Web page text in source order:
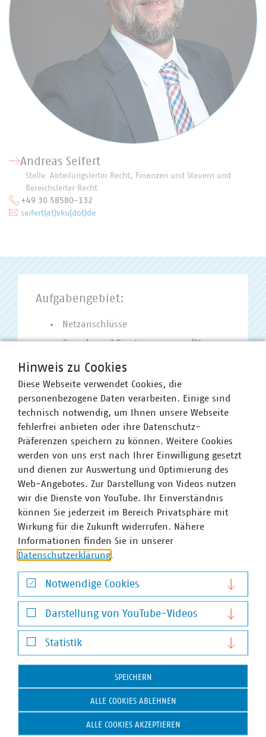
Andreas Seifert
Stellv. Abteilungsleiter Recht, Finanzen und Steuern und
Bereichsleiter Recht
+49 30 58580-132
seifert(at)vku(dot)de
Aufgabengebiet:
Netzanschlüsse
Grund- und Ersatzversorgung (Strom,
Versorgungsbedingungen Wasser und
Fernwärme, AEB Abwasser
Satzungs- und
Kommunalabgabenrecht
Wasser/Abwasser
Leitungs- und Wegerecht
VKU-Bereiche
Hinweis zu Cookies
Diese Webseite verwendet Cookies, die
personenbezogene Daten verarbeiten. Einige sind
technisch notwendig, um Ihnen unsere Webseite
fehlerfrei anbieten oder ihre Datenschutz-
Präferenzen speichern zu können. Weitere Cookies
werden von uns erst nach Ihrer Einwilligung gesetzt
und dienen zur Auswertung und Optimierung des
Web-Angebotes. Zur Darstellung von Videos nutzen
wir die Dienste von YouTube. Ihr Einverständnis
können Sie jederzeit im Bereich Privatsphäre mit
Wirkung für die Zukunft widerrufen. Nähere
Informationen finden Sie in unserer
Datenschutzerklärung.
Notwendige Cookies
Notwendige Cookies
Darstellung von YouTube-Videos
Darstellung von YouTube-Videos
Statistik
Statistik
SPEICHERN
ALLE COOKIES ABLEHNEN
ALLE COOKIES AKZEPTIEREN